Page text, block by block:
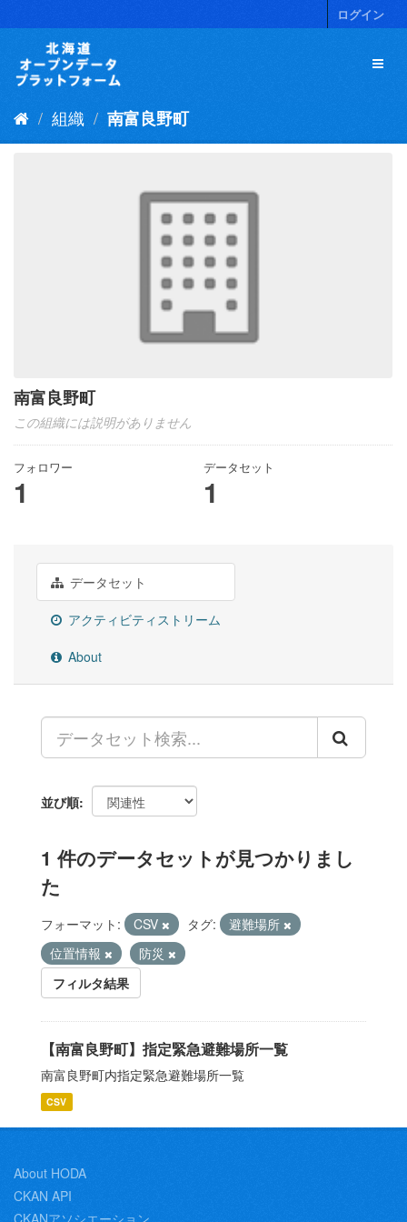
キ
ログイン
組織 南富良野町
南富良野町
この組織には説明がありません
フォロワー
1
データセット
1
データセット
アクティビティストリーム
About
並び順
1 件のデータセットが見つかりまし
た
フォーマット: CSV タグ:
避難場所
位置情報
防災
フィルタ結果
【南富良野町】指定緊急避難場所一覧
南富良野町内指定緊急避難場所一覧
CSV
About HODA
CKAN API